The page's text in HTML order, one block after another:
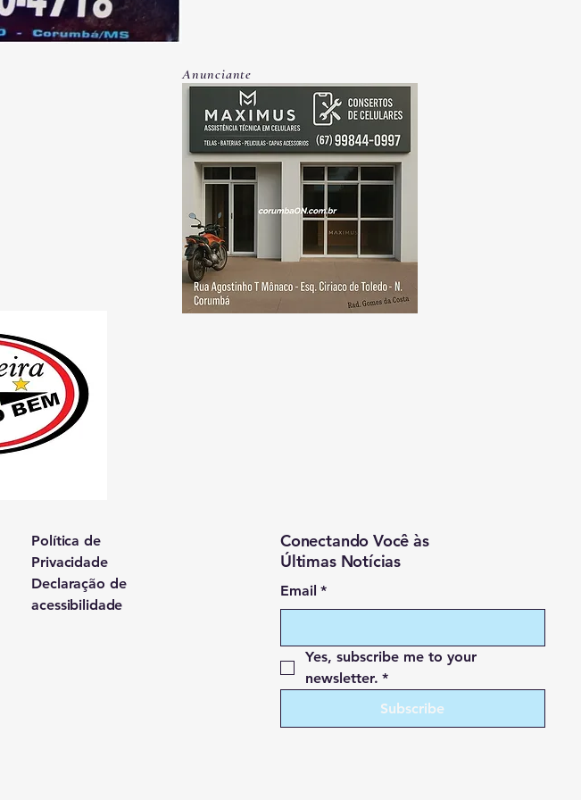
Anunciante
Política de
Privacidade
Declaração de
acessibilidade
Conectando Você às
Últimas Notícias
Email *
Yes, subscribe me to your
newsletter. *
Subscribe